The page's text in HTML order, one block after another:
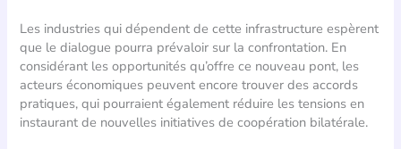
Les industries qui dépendent de cette infrastructure espèrent
que le dialogue pourra prévaloir sur la confrontation. En
considérant les opportunités qu’offre ce nouveau pont, les
acteurs économiques peuvent encore trouver des accords
pratiques, qui pourraient également réduire les tensions en
instaurant de nouvelles initiatives de coopération bilatérale.